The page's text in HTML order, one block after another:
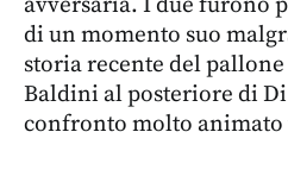
di un momento suo
storia recente del
Baldini al posteriore di
confronto molto animato